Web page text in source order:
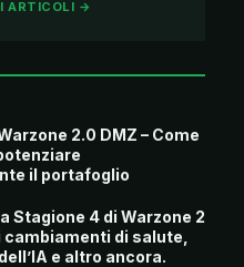
ARTICOLI →
2.0 DMZ – Come
il portafoglio
Stagione 4 di Warzone 2
di salute,
e altro ancora.